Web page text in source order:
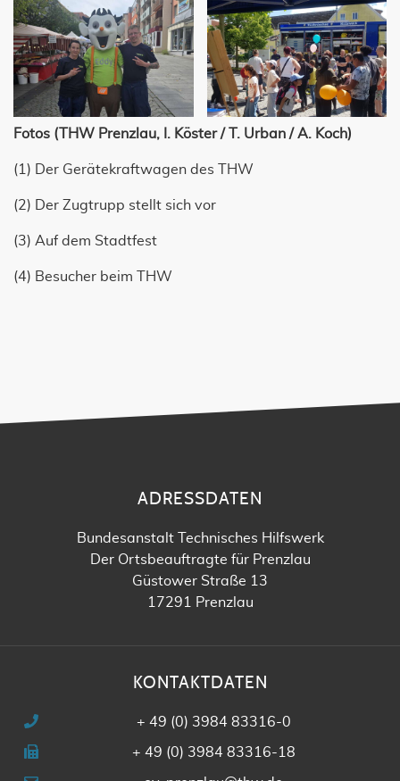
Fotos (THW Prenzlau, I. Köster / T. Urban / A. Koch)
(1) Der Gerätekraftwagen des THW
(2) Der Zugtrupp stellt sich vor
(3) Auf dem Stadtfest
(4) Besucher beim THW
ADRESSDATEN
Bundesanstalt Technisches Hilfswerk
Der Ortsbeauftragte für Prenzlau
Güstower Straße 13
17291 Prenzlau
KONTAKTDATEN
+ 49 (0) 3984 83316-0
+ 49 (0) 3984 83316-18